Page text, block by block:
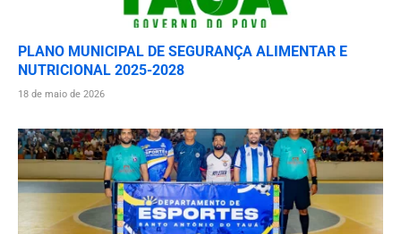
PLANO MUNICIPAL DE SEGURANÇA ALIMENTAR E
NUTRICIONAL 2025-2028
18 de maio de 2026